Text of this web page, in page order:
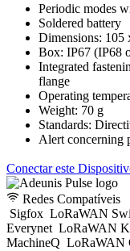
Periodic modes
Soldered battery
Dimensions: 105
Box: IP67 (IP68
Integrated
flange
Operating
Weight: 70 g
Standards:
Alert concerning
Conectar este
Redes Compatíveis
Sigfox LoRaWAN
Everynet LoRaWAN
MachineQ LoRaWAN